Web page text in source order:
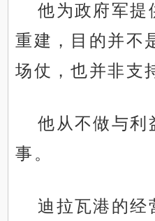
他为政府军提
重建，目的并不
场仗，也并非支
他从不做与利
事。
迪拉瓦港的经